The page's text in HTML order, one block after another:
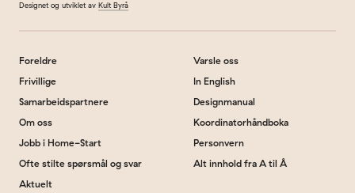
Designet og utviklet av Kult Byrå
Foreldre
Frivillige
Samarbeidspartnere
Om oss
Jobb i Home-Start
Ofte stilte spørsmål og svar
Aktuelt
Varsle oss
In English
Designmanual
Koordinatorhåndboka
Personvern
Alt innhold fra A til Å